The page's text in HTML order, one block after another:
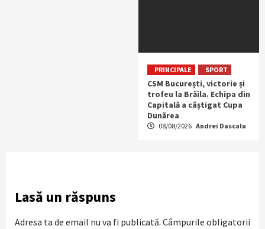
PRINCIPALE SPORT
CSM București, victorie și
trofeu la Brăila. Echipa din
Capitală a câștigat Cupa
Dunărea
08/08/2026 Andrei Dascalu
Lasă un răspuns
Adresa ta de email nu va fi publicată. Câmpurile obligatorii